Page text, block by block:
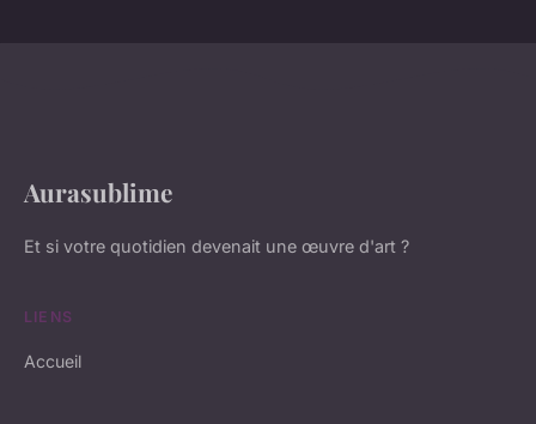
Aurasublime
Et si votre quotidien devenait une œuvre d'art ?
LIENS
Accueil